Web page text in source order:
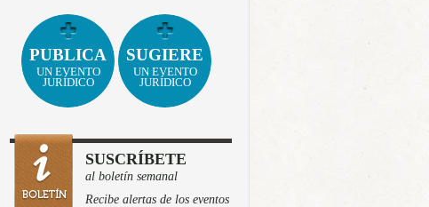
PUBLICA
UN EVENTO
JURÍDICO
SUGIERE
UN EVENTO
JURÍDICO
SUSCRÍBETE
al boletín semanal
Recibe alertas de los eventos